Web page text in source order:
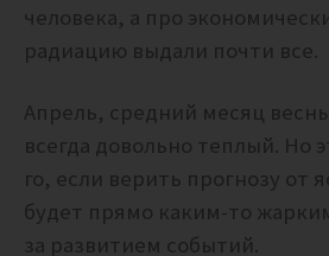
человека, а про
радиацию выдали почти все.
Апрель, средний месяц
всегда довольно теплый. Но
го, если верить прогнозу от
будет прямо каким-то
за развитием событий.